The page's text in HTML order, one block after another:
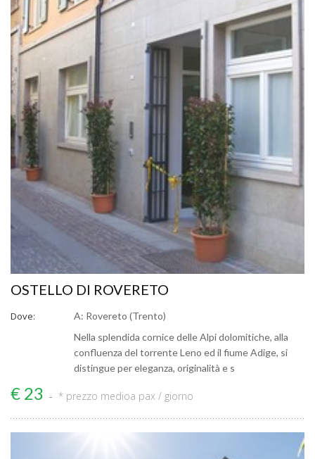
OSTELLO DI ROVERETO
Dove:
A: Rovereto (Trento)
Nella splendida cornice delle Alpi dolomitiche, alla
confluenza del torrente Leno ed il fiume Adige, si
distingue per eleganza, originalità e s
€ 23 * prezzo medioa pax / giorno